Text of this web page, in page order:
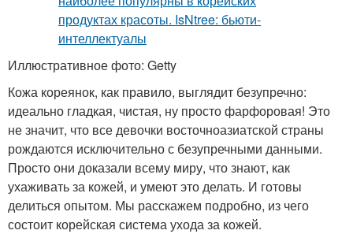
Иллюстративное фото: Getty
Кожа кореянок, как правило, выглядит безупречно:
идеально гладкая, чистая, ну просто фарфоровая! Это
не значит, что все девочки восточноазиатской страны
рождаются исключительно с безупречными данными.
Просто они доказали всему миру, что знают, как
ухаживать за кожей, и умеют это делать. И готовы
делиться опытом. Мы расскажем подробно, из чего
состоит корейская система ухода за кожей.